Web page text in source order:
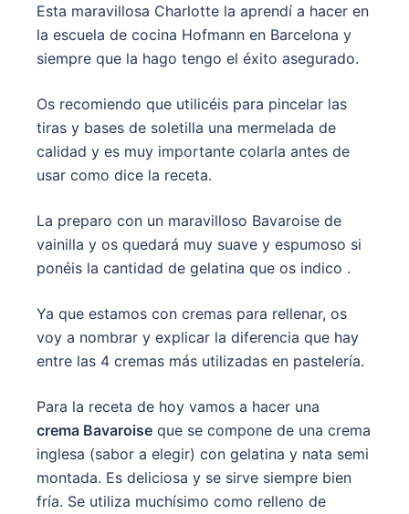
Esta maravillosa Charlotte la aprendí a hacer en
la escuela de cocina Hofmann en Barcelona y
siempre que la hago tengo el éxito asegurado.
Os recomiendo que utilicéis para pincelar las
tiras y bases de soletilla una mermelada de
calidad y es muy importante colarla antes de
usar como dice la receta.
La preparo con un maravilloso Bavaroise de
vainilla y os quedará muy suave y espumoso si
ponéis la cantidad de gelatina que os indico .
Ya que estamos con cremas para rellenar, os
voy a nombrar y explicar la diferencia que hay
entre las 4 cremas más utilizadas en pastelería.
Para la receta de hoy vamos a hacer una
crema Bavaroise que se compone de una crema
inglesa (sabor a elegir) con gelatina y nata semi
montada. Es deliciosa y se sirve siempre bien
fría. Se utiliza muchísimo como relleno de